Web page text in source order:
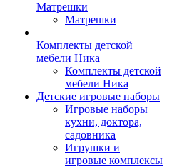
Матрешки
Матрешки
Комплекты детской
мебели Ника
Комплекты детской
мебели Ника
Детские игровые наборы
Игровые наборы
кухни, доктора,
садовника
Игрушки и
игровые комплексы